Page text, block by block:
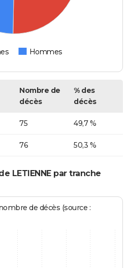
Hommes
Nombre de
décès
% des
décès
75 49,7 %
76 50,3 %
LETIENNE par tranche
de décès (source :